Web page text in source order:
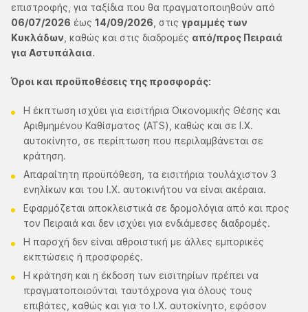
επιστροφής, για ταξίδια που θα πραγματοποιηθούν από
06/07/2026 έως 14/09/2026 , στις γραμμές των
Κυκλάδων , καθώς και στις διαδρομές από/προς Πειραιά
για Αστυπάλαια.
Όροι και προϋποθέσεις της προσφοράς:
Η έκπτωση ισχύει για εισιτήρια Οικονομικής Θέσης και
Αριθμημένου Καθίσματος (ATS), καθώς και σε Ι.Χ.
αυτοκίνητο, σε περίπτωση που περιλαμβάνεται σε
κράτηση.
Απαραίτητη προϋπόθεση, τα εισιτήρια τουλάχιστον 3
ενηλίκων και του Ι.Χ. αυτοκινήτου να είναι ακέραια.
Εφαρμόζεται αποκλειστικά σε δρομολόγια από και προς
τον Πειραιά και δεν ισχύει για ενδιάμεσες διαδρομές.
Η παροχή δεν είναι αθροιστική με άλλες εμπορικές
εκπτώσεις ή προσφορές.
Η κράτηση και η έκδοση των εισιτηρίων πρέπει να
πραγματοποιούνται ταυτόχρονα για όλους τους
επιβάτες, καθώς και για το Ι.Χ. αυτοκίνητο, εφόσον